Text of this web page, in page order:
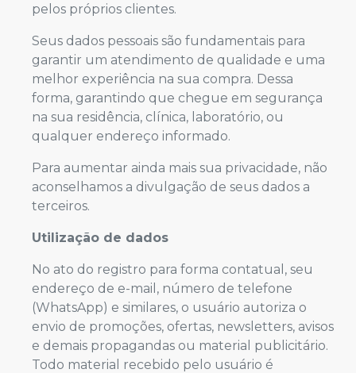
pelos próprios clientes.
Seus dados pessoais são fundamentais para
garantir um atendimento de qualidade e uma
melhor experiência na sua compra. Dessa
forma, garantindo que chegue em segurança
na sua residência, clínica, laboratório, ou
qualquer endereço informado.
Para aumentar ainda mais sua privacidade, não
aconselhamos a divulgação de seus dados a
terceiros.
Utilização de dados
No ato do registro para forma contatual, seu
endereço de e-mail, número de telefone
(WhatsApp) e similares, o usuário autoriza o
envio de promoções, ofertas, newsletters, avisos
e demais propagandas ou material publicitário.
Todo material recebido pelo usuário é